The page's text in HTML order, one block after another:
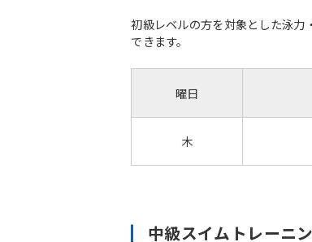
初級レベルの方を対象とした泳力
できます。
曜日
木
中級スイムトレーニ